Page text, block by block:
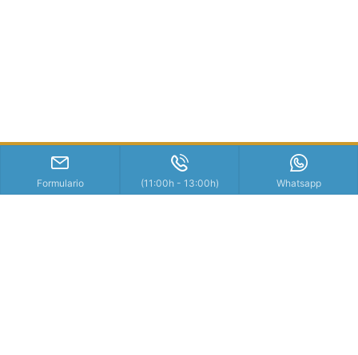
Formulario (11:00h - 13:00h) Whatsapp